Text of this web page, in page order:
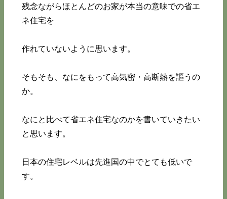
残念ながらほとんどのお家が本当の意味での省エ
ネ住宅を
作れていないように思います。
そもそも、なにをもって高気密・高断熱を謳うの
か。
なにと比べて省エネ住宅なのかを書いていきたい
と思います。
日本の住宅レベルは先進国の中でとても低いで
す。